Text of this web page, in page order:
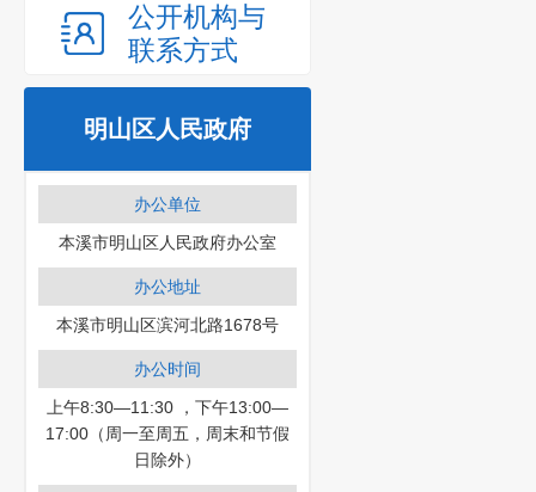
公开机构与
联系方式
明山区人民政府
办公单位
本溪市明山区人民政府办公室
办公地址
本溪市明山区滨河北路1678号
办公时间
上午8:30—11:30 ，下午13:00—
17:00（周一至周五，周末和节假
日除外）